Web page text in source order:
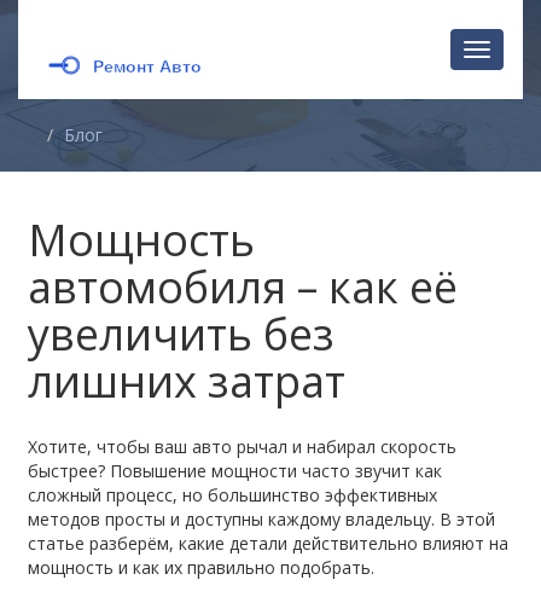
Блог
Мощность
автомобиля – как её
увеличить без
лишних затрат
Хотите, чтобы ваш авто рычал и набирал скорость
быстрее? Повышение мощности часто звучит как
сложный процесс, но большинство эффективных
методов просты и доступны каждому владельцу. В этой
статье разберём, какие детали действительно влияют на
мощность и как их правильно подобрать.